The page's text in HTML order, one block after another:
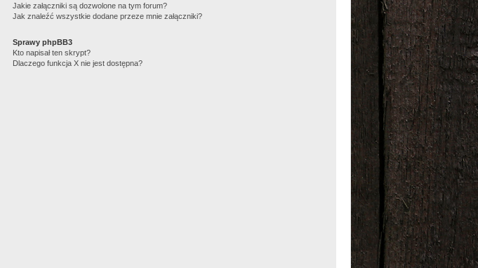
Jakie załączniki są dozwolone na tym forum?
Jak znaleźć wszystkie dodane przeze mnie załączniki?
Sprawy phpBB3
Kto napisał ten skrypt?
Dlaczego funkcja X nie jest dostępna?